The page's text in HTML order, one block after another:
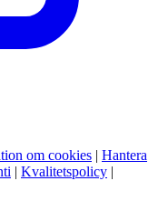
om cookies | Hantera
| Kvalitetspolicy |